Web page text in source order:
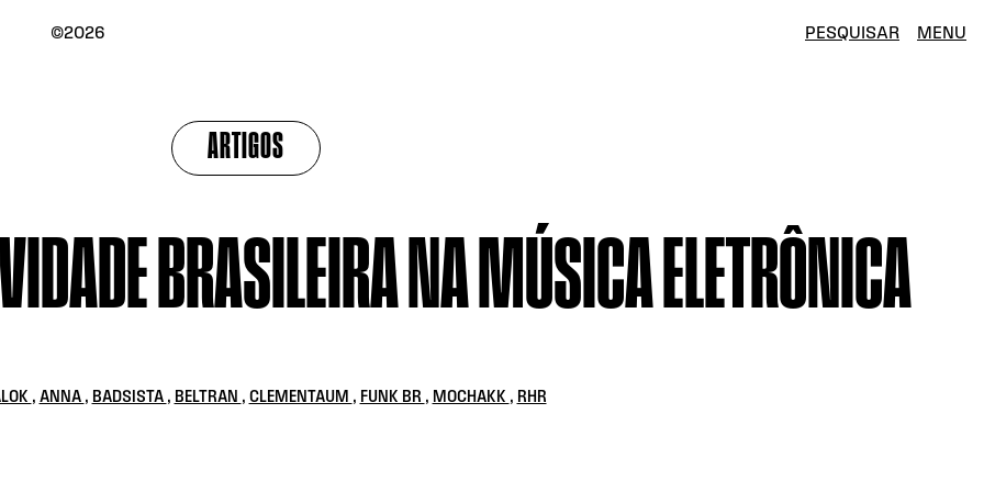
©2026 PESQUISAR MENU
ARTIGOS
BRASILEIRA NA MÚSICA ELETRÔNICA
, ANNA , BADSISTA , BELTRAN , CLEMENTAUM , FUNK BR , MOCHAKK , RHR